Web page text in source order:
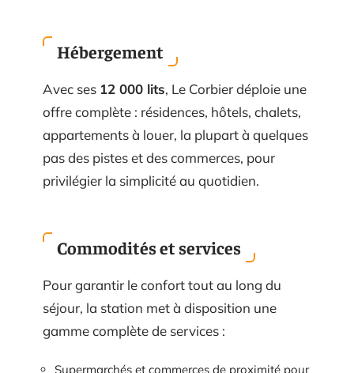
Hébergement
Avec ses 12 000 lits, Le Corbier déploie une
offre complète : résidences, hôtels, chalets,
appartements à louer, la plupart à quelques
pas des pistes et des commerces, pour
privilégier la simplicité au quotidien.
Commodités et services
Pour garantir le confort tout au long du
séjour, la station met à disposition une
gamme complète de services :
Supermarchés et commerces de proximité pour